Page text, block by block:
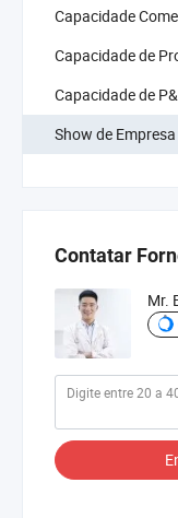
Capacidade
Capacidade de
Capacidade de
Show de Empresa
Contatar
Mr.